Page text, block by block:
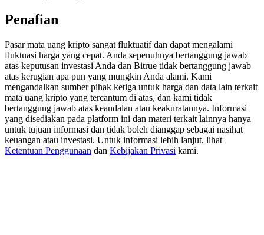
Deposit CASHCAT & Win
Share 500000 CASHCAT prize pool
Exclusive for BitMart Users
Penafian
Pasar mata uang kripto sangat fluktuatif dan dapat mengalami
fluktuasi harga yang cepat. Anda sepenuhnya bertanggung jawab
atas keputusan investasi Anda dan Bitrue tidak bertanggung jawab
atas kerugian apa pun yang mungkin Anda alami. Kami
mengandalkan sumber pihak ketiga untuk harga dan data lain terkait
mata uang kripto yang tercantum di atas, dan kami tidak
bertanggung jawab atas keandalan atau keakuratannya. Informasi
yang disediakan pada platform ini dan materi terkait lainnya hanya
untuk tujuan informasi dan tidak boleh dianggap sebagai nasihat
keuangan atau investasi. Untuk informasi lebih lanjut, lihat
Ketentuan Penggunaan dan Kebijakan Privasi kami.